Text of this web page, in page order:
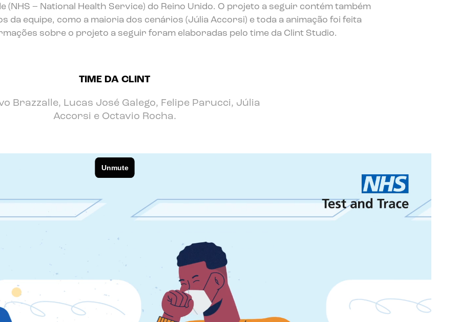
(NHS – National Health Service) do Reino Unido. O projeto a seguir contém também
equipe, como a maioria dos cenários (Júlia Accorsi) e toda a animação foi feita
sobre o projeto a seguir foram elaboradas pelo time da Clint Studio.
TIME DA CLINT
Brazzalle, Lucas José Galego, Felipe Parucci, Júlia
Accorsi e Octavio Rocha.